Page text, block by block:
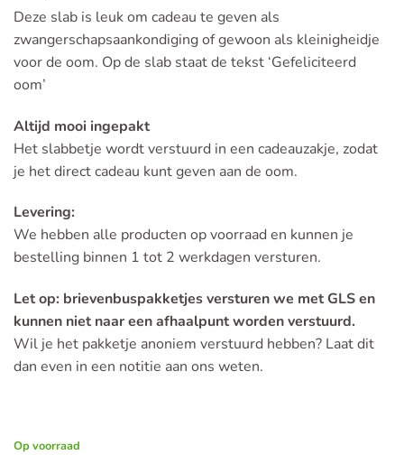
Deze slab is leuk om cadeau te geven als
zwangerschapsaankondiging of gewoon als kleinigheidje
voor de oom. Op de slab staat de tekst ‘Gefeliciteerd
oom’
Altijd mooi ingepakt
Het slabbetje wordt verstuurd in een cadeauzakje, zodat
je het direct cadeau kunt geven aan de oom.
Levering:
We hebben alle producten op voorraad en kunnen je
bestelling binnen 1 tot 2 werkdagen versturen.
Let op: brievenbuspakketjes versturen we met GLS en
kunnen niet naar een afhaalpunt worden verstuurd.
Wil je het pakketje anoniem verstuurd hebben? Laat dit
dan even in een notitie aan ons weten.
Op voorraad